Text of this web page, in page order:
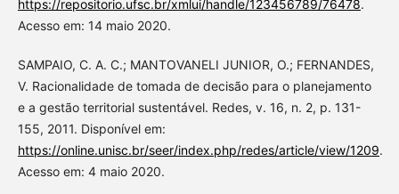
https://repositorio.ufsc.br/xmlui/handle/123456789/76478.
Acesso em: 14 maio 2020.
SAMPAIO, C. A. C.; MANTOVANELI JUNIOR, O.; FERNANDES,
V. Racionalidade de tomada de decisão para o planejamento
e a gestão territorial sustentável. Redes, v. 16, n. 2, p. 131-
155, 2011. Disponível em:
https://online.unisc.br/seer/index.php/redes/article/view/1209.
Acesso em: 4 maio 2020.